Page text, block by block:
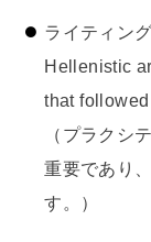
ライティン
Hellenistic
that
（プラクシ
重要であり
す。）